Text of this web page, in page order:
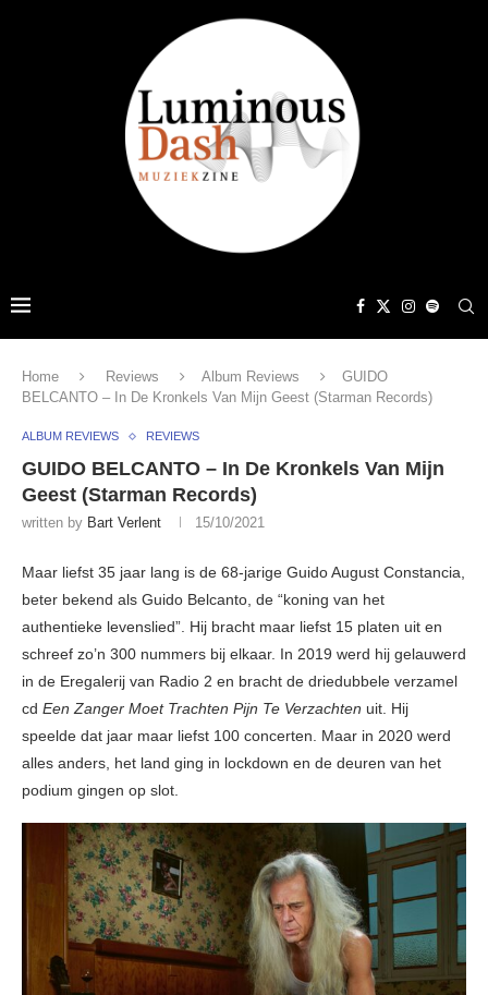
Home Reviews Album Reviews
GUIDO
BELCANTO – In De Kronkels Van Mijn Geest (Starman Records)
ALBUM REVIEWS REVIEWS
GUIDO BELCANTO – In De Kronkels Van Mijn
Geest (Starman Records)
written by Bart Verlent 15/10/2021
Maar liefst 35 jaar lang is de 68-jarige Guido August Constancia,
beter bekend als Guido Belcanto, de “koning van het
authentieke levenslied”. Hij bracht maar liefst 15 platen uit en
schreef zo’n 300 nummers bij elkaar. In 2019 werd hij gelauwerd
in de Eregalerij van Radio 2 en bracht de driedubbele verzamel
cd Een Zanger Moet Trachten Pijn Te Verzachten uit. Hij
speelde dat jaar maar liefst 100 concerten. Maar in 2020 werd
alles anders, het land ging in lockdown en de deuren van het
podium gingen op slot.